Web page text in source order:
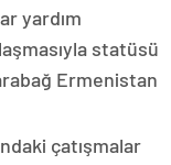
yardım
statüsü
Ermenistan
çatışmalar